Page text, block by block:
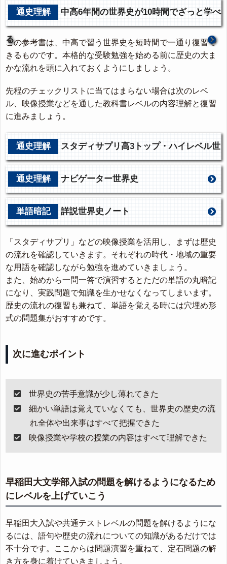
通史理解 中高6年間の世界史が10時間でざっと学べ
る
この参考書は、中高で習う世界史を短時間で一通り復習で
きるものです。本格的な受験勉強を始める前に歴史の大ま
かな流れを頭に入れておくようにしましょう。
先程のチェックリストに当てはまらない場合は次のレベ
ル、映像授業などを通した教科書レベルの内容理解と復習
に進みましょう。
通史理解 スタディサプリ高3トップ・ハイレベル世
界史
通史理解 ナビゲーター世界史
単語暗記 詳説世界史ノート
「スタディサプリ」などの映像授業を活用し、まずは歴史
の流れを確認していきます。それぞれの時代・地域の重要
な用語を確認しながら勉強を進めていきましょう。
また、始めから一問一答で演習するとただの単語の丸暗記
になり、実践問題で知識を生かせなくなってしまいます。
歴史の流れの復習も兼ねて、単語を覚える時には穴埋め形
式の問題集がおすすめです。
次に進むポイント
世界史の苦手意識が少し薄れてきた
細かい単語は覚えていなくても、世界史の歴史の流
れ全体や出来事はすべて把握できた
映像授業や学校の授業の内容はすべて理解できた
早稲田大文学部入試の問題を解けるようになるため
にレベルを上げていこう
早稲田大入試や共通テストレベルの問題を解けるようにな
るには、語句や歴史の流れについての知識があるだけでは
不十分です。ここからは問題演習を重ねて、定石問題の解
き方を身に着けていきましょう。